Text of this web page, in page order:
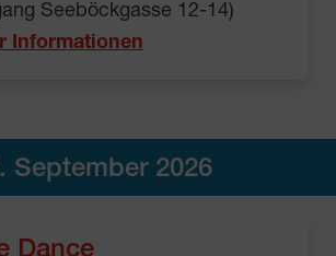
Seeböckgasse 12-14)
Informationen
September 2026